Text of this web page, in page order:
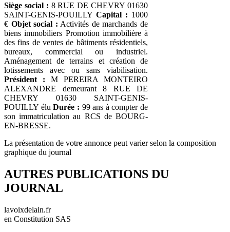
Siège social : 8 RUE DE CHEVRY 01630
SAINT-GENIS-POUILLY Capital : 1000
€ Objet social : Activités de marchands de
biens immobiliers Promotion immobilière à
des fins de ventes de bâtiments résidentiels,
bureaux, commercial ou industriel.
Aménagement de terrains et création de
lotissements avec ou sans viabilisation.
Président : M PEREIRA MONTEIRO
ALEXANDRE demeurant 8 RUE DE
CHEVRY 01630 SAINT-GENIS-
POUILLY éluDurée : 99 ans à compter de
son immatriculation au RCS de BOURG-
EN-BRESSE.
La présentation de votre annonce peut varier selon la composition
graphique du journal
AUTRES PUBLICATIONS DU
JOURNAL
lavoixdelain.fr
en Constitution SAS